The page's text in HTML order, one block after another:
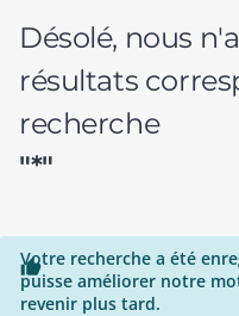
Désolé, nous
résultats
recherche
"*"

Votre recherche a été
puisse améliorer notre
revenir plus tard.